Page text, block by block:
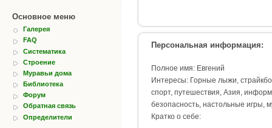
Основное меню
Галерея
FAQ
Систематика
Строение
Муравьи дома
Библиотека
Форум
Обратная связь
Определители
Персональная информация:
Полное имя: Евгений
Интересы: Горные лыжи,
спорт, путешествия, Азия,
безопасность, настольные игры,
Кратко о себе: